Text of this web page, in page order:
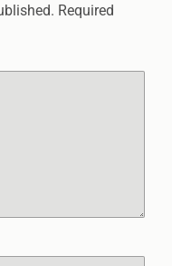
Required